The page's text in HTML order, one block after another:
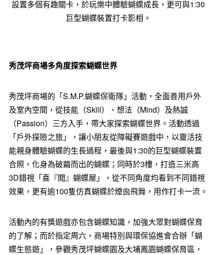
設置多個有趣關卡，於玩樂中體驗蝴蝶成長，更可與1:30
巨型蝴蝶裝置打卡影相。
秀茂坪商場多角度探索蝴蝶世界
秀茂坪商場的「S.M.P.蝴蝶保衛隊」活動，全面善用戶外
及室內空間，從技能（Skill）、想法（Mind）及熱誠
（Passion）三方入手，帶大家探索蝴蝶世界。活動透過
「戶外探險之旅」，讓小朋友從障礙賽遊戲中，以靈活技
能親身體驗蝴蝶的生長過程，最後與1:30的巨型蝴蝶裝置
合照，化身為破繭而出的蝴蝶；同時於3樓，打造三米高
3D錯視「喜『閱』蝴蝶屋」，從不同角度均看到不同錯視
效果，更有逾100隻仿真蝴蝶於煙囪飛舞，用作打卡一流 。
活動內的有獎遊戲亦包含蝴蝶知識，加強大眾對蝴蝶保育
的了解；而於指定周六，商場特別與環保協進會合辦「蝴
蝶生態遊」，參觀秀茂坪蝴蝶園及大埔鳳園蝴蝶保育區，